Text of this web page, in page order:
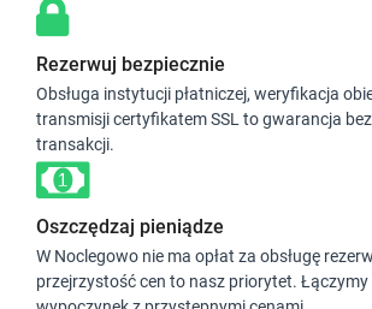
Rezerwuj bezpiecznie
Obsługa instytucji płatniczej, weryfikacja
transmisji certyfikatem SSL to gwarancja
transakcji.
Oszczędzaj pieniądze
W Noclegowo nie ma opłat za obsługę
przejrzystość cen to nasz priorytet.